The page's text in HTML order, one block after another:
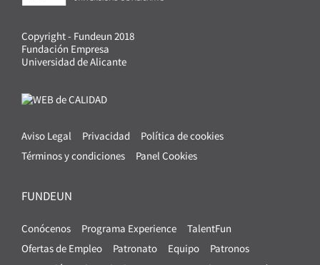
Copyright - Fundeun 2018
Fundación Empresa
Universidad de Alicante
Aviso Legal Privacidad
Política de cookies
Términos y condiciones
Panel Cookies
FUNDEUN
Conócenos Programa Experience
TalentFun
Ofertas de Empleo
Patronato Equipo
Patronos